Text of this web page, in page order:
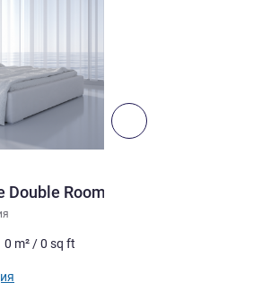
Далее - Номер
Double Room
0 m² /0 sq ft